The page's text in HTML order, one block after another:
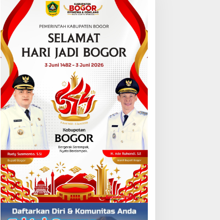
FORSIMEMA-RI Soroti
Sikap Pasif Aparatur
Peradilan Terhadap Media:
Menutup Diri Hanya
Memperburuk Citra
Lembaga
Kebakaran Saat
Solar Industri di
Karangsong, Tiga
Nelayan Hangus,
Diminta Usut Tuntas